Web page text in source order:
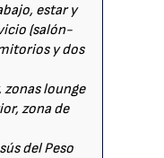
estar y
(salón-
y dos
lounge
zona de
del Peso